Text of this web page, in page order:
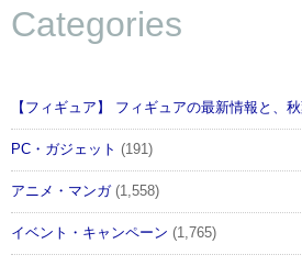
Categories
【フィギュア】 フィギュアの最新情報と、
PC・ガジェット (191)
アニメ・マンガ(1,558)
イベント・キャンペーン (1,765)